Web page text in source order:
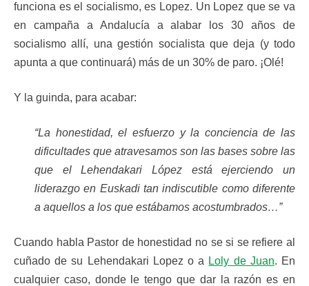
funciona es el socialismo, es Lopez. Un Lopez que se va
en campaña a Andalucía a alabar los 30 años de
socialismo allí, una gestión socialista que deja (y todo
apunta a que continuará) más de un 30% de paro. ¡Olé!
Y la guinda, para acabar:
“La honestidad, el esfuerzo y la conciencia de las
dificultades que atravesamos son las bases sobre las
que el Lehendakari López está ejerciendo un
liderazgo en Euskadi tan indiscutible como diferente
a aquellos a los que estábamos acostumbrados…”
Cuando habla Pastor de honestidad no se si se refiere al
cuñado de su Lehendakari Lopez o a Loly de Juan. En
cualquier caso, donde le tengo que dar la razón es en